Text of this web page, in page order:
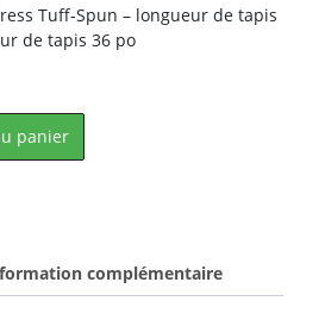
Tuff-Spun – longueur de tapis
de tapis 36 po
panier
complémentaire